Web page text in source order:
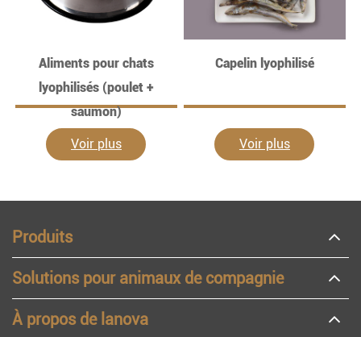
Aliments pour chats
lyophilisés (poulet +
saumon)
Voir plus
Capelin lyophilisé
Voir plus
Produits
Solutions pour animaux de compagnie
À propos de lanova